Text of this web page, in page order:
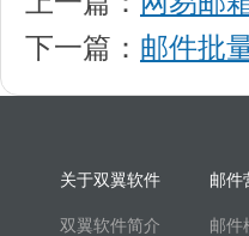
下一篇： 邮件批
关于双翼软件
双翼软件简介
邮件
邮件